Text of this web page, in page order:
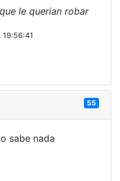
le querian robar
19:56:41
55
sabe nada